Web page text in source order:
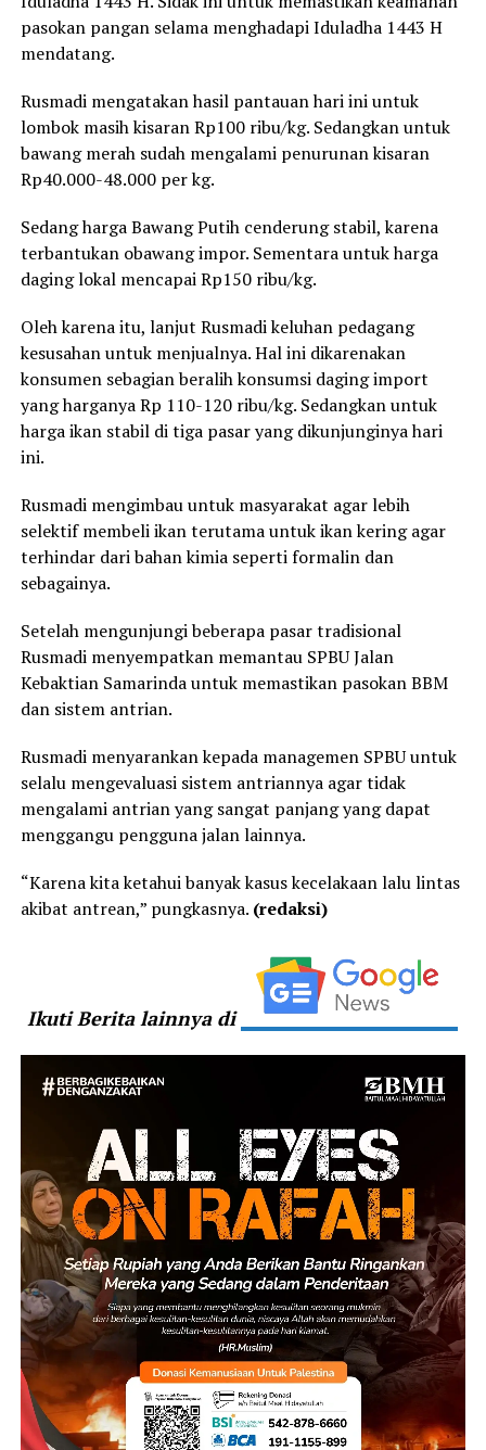
pasokan pangan selama menghadapi Iduladha 1443 H
mendatang.
Rusmadi mengatakan hasil pantauan hari ini untuk
lombok masih kisaran Rp100 ribu/kg. Sedangkan untuk
bawang merah sudah mengalami penurunan kisaran
Rp40.000-48.000 per kg.
Sedang harga Bawang Putih cenderung stabil, karena
terbantukan obawang impor. Sementara untuk harga
daging lokal mencapai Rp150 ribu/kg.
Oleh karena itu, lanjut Rusmadi keluhan pedagang
kesusahan untuk menjualnya. Hal ini dikarenakan
konsumen sebagian beralih konsumsi daging import
yang harganya Rp 110-120 ribu/kg. Sedangkan untuk
harga ikan stabil di tiga pasar yang dikunjunginya hari
ini.
Rusmadi mengimbau untuk masyarakat agar lebih
selektif membeli ikan terutama untuk ikan kering agar
terhindar dari bahan kimia seperti formalin dan
sebagainya.
Setelah mengunjungi beberapa pasar tradisional
Rusmadi menyempatkan memantau SPBU Jalan
Kebaktian Samarinda untuk memastikan pasokan BBM
dan sistem antrian.
Rusmadi menyarankan kepada managemen SPBU untuk
selalu mengevaluasi sistem antriannya agar tidak
mengalami antrian yang sangat panjang yang dapat
menggangu pengguna jalan lainnya.
“Karena kita ketahui banyak kasus kecelakaan lalu lintas
akibat antrean,” pungkasnya. (redaksi)
Ikuti Berita lainnya di